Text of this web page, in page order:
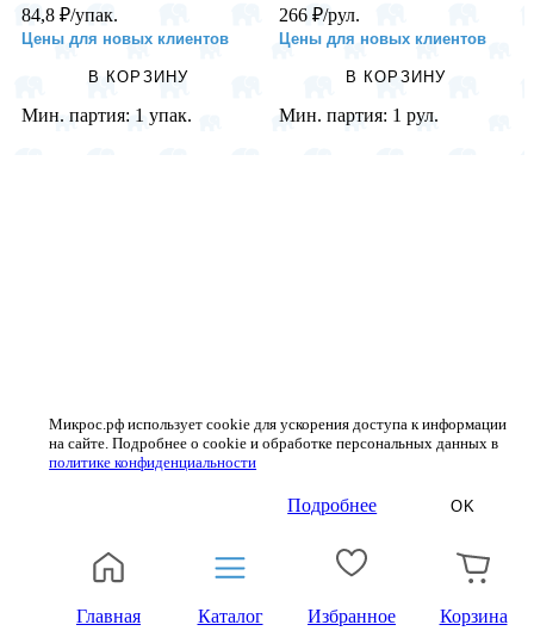
84,8 ₽/упак.
Цены для новых клиентов
В КОРЗИНУ
Мин. партия: 1 упак.
266 ₽/рул.
Цены для новых клиентов
В КОРЗИНУ
Мин. партия: 1 рул.
Микрос.рф использует cookie для ускорения доступа к информации
на сайте. Подробнее о cookie и обработке персональных данных в
политике конфиденциальности
Подробнее OK
Главная Каталог Избранное Корзина